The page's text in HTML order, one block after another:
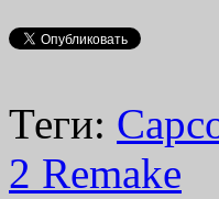
Теги:
2 Remake